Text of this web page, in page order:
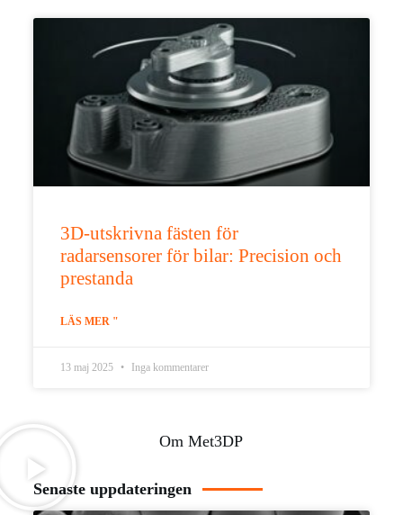
3D-utskrivna fästen för
radarsensorer för bilar: Precision och
prestanda
LÄS MER "
13 maj 2025 Inga kommentarer
Om Met3DP
Senaste uppdateringen